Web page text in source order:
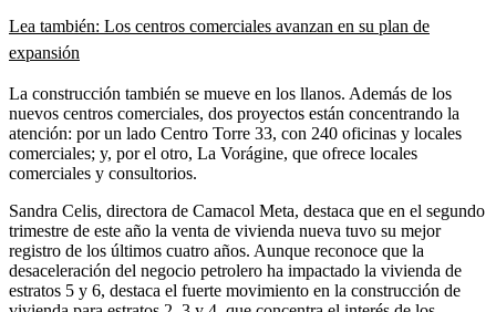
Lea también: Los centros comerciales avanzan en su plan de
expansión
La construcción también se mueve en los llanos. Además de los
nuevos centros comerciales, dos proyectos están concentrando la
atención: por un lado Centro Torre 33, con 240 oficinas y locales
comerciales; y, por el otro, La Vorágine, que ofrece locales
comerciales y consultorios.
Sandra Celis, directora de Camacol Meta, destaca que en el segundo
trimestre de este año la venta de vivienda nueva tuvo su mejor
registro de los últimos cuatro años. Aunque reconoce que la
desaceleración del negocio petrolero ha impactado la vivienda de
estratos 5 y 6, destaca el fuerte movimiento en la construcción de